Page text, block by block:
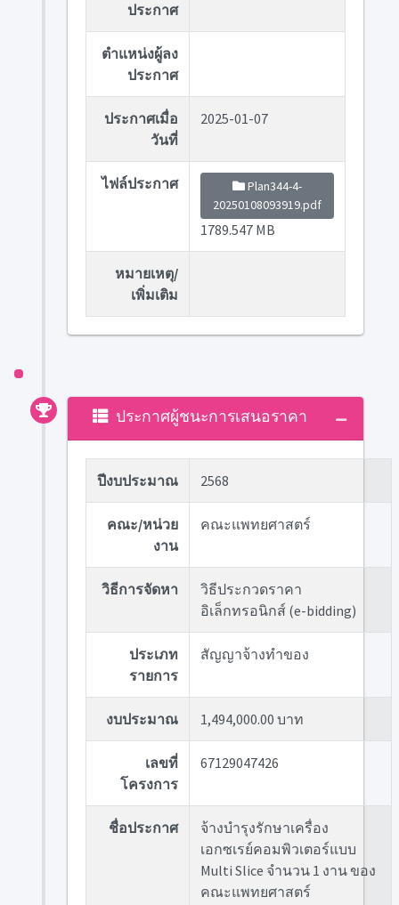
ประกาศ
ตำแหน่งผู้ลง
ประกาศ
ประกาศเมื่อ
วันที่
2025-01-07
ไฟล์ประกาศ
Plan344-4-
20250108093919.pdf
1789.547 MB
หมายเหตุ/
เพิ่มเติม
ประกาศผู้ชนะการเสนอราคา
ปีงบประมาณ 2568
คณะ/หน่วย
งาน
คณะแพทยศาสตร์
วิธีการจัดหา
วิธีประกวดราคา
อิเล็กทรอนิกส์ (e-bidding)
ประเภท
รายการ
สัญญาจ้างทำของ
งบประมาณ 1,494,000.00 บาท
เลขที่
โครงการ
67129047426
ชื่อประกาศ
จ้างบำรุงรักษาเครื่อง
เอกซเรย์คอมพิวเตอร์แบบ
Multi Slice จำนวน 1 งาน ของ
คณะแพทยศาสตร์